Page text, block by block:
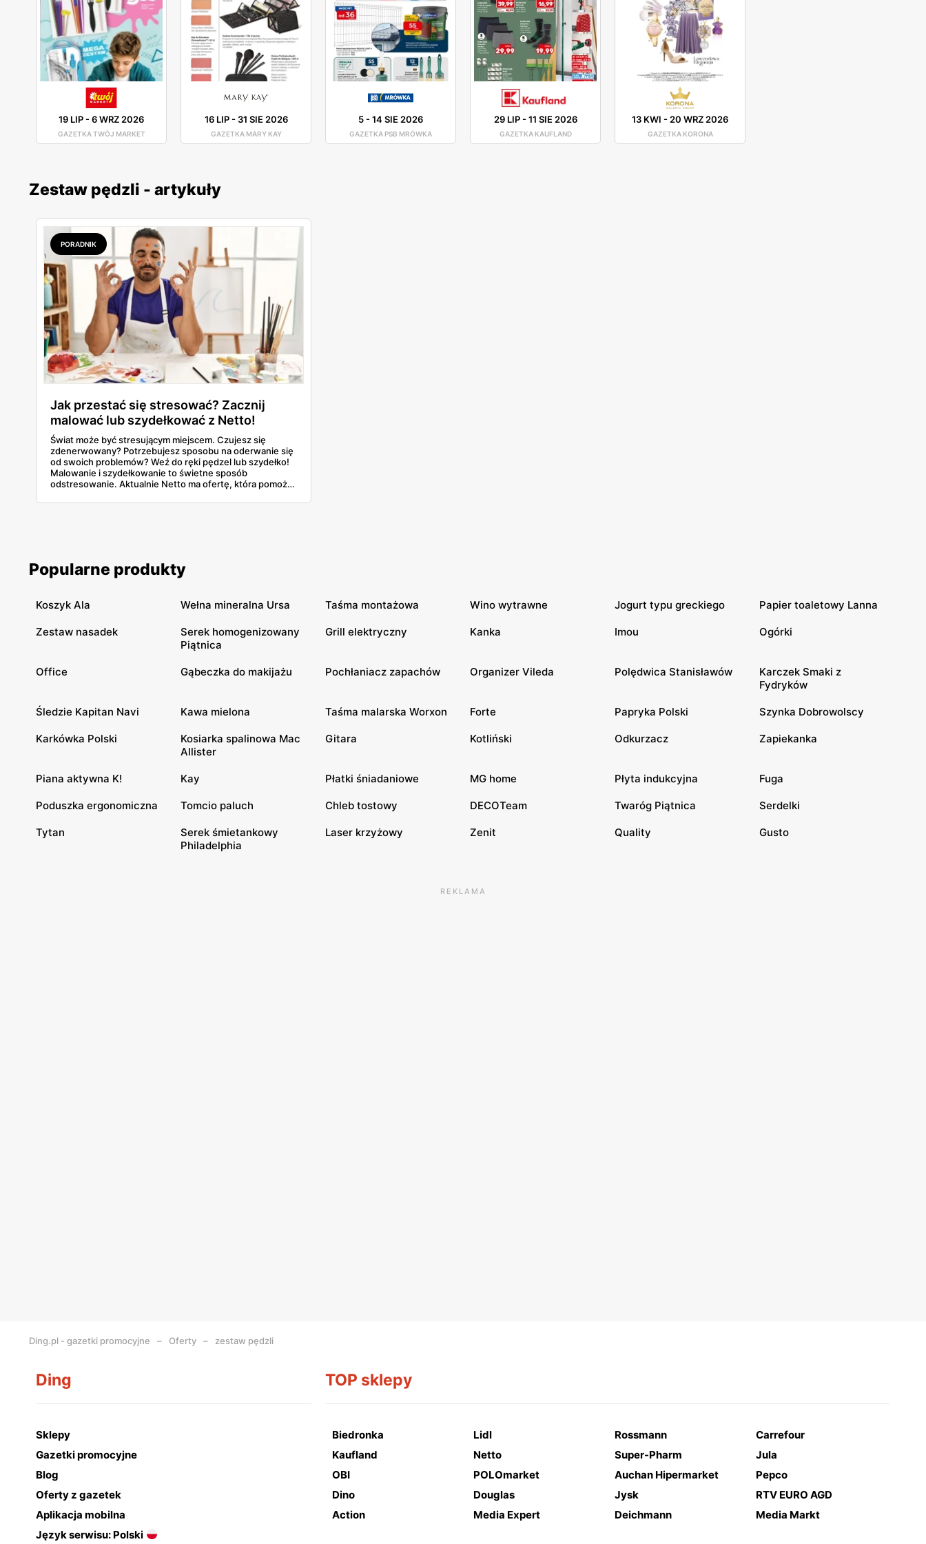
19 LIP-6 WRZ 2026
GAZETKA TWÓJ MARKET
16 LIP- 31 SIE 2026
GAZETKA MARY KAY
5-14 SIE 2026
GAZETKA PSB MRÓWKA
29 LIP-11 SIE 2026
GAZETKA KAUFLAND
13 KWI - 20 WRZ 2026
GAZETKA KORONA
Zestaw pędzli - artykuły
PORADNIK
Jak przestać się stresować? Zacznij
malować lub szydełkować z Netto!
Świat może być stresującym miejscem. Czujesz się
zdenerwowany? Potrzebujesz sposobu na oderwanie się
od swoich problemów? Weź do ręki pędzel lub szydełko!
Malowanie i szydełkowanie to świetne sposób
odstresowanie. Aktualnie Netto ma ofertę, która pomoże
Popularne produkty
Koszyk Ala Wełna mineralna Ursa Taśma montażowa Wino wytrawne Jogurt typu greckiego Papier toaletowy Lanna
Zestaw nasadek
Serek homogenizowany
Piątnica
Grill elektryczny Kanka Imou Ogórki
Office Gąbeczka do makijażu Pochłaniacz zapachów Organizer Vileda Polędwica Stanisławów
Karczek Smaki z
Fydryków
Śledzie Kapitan Navi Kawa mielona Taśma malarska Worxon Forte Papryka Polski Szynka Dobrowolscy
Karkówka Polski
Kosiarka spalinowa Mac
Allister
Gitara Kotliński Odkurzacz Zapiekanka
Piana aktywna K! Kay Płatki śniadaniowe MG home Płyta indukcyjna Fuga
Poduszka ergonomiczna Tomcio paluch Chleb tostowy DECOTeam Twaróg Piątnica Serdelki
Tytan
Serek śmietankowy
Philadelphia
Laser krzyżowy Zenit Quality Gusto
REKLAMA
Ding.pl - gazetki promocyjne Oferty zestaw pędzli
Ding
Sklepy
Gazetki promocyjne
Blog
Oferty z gazetek
Aplikacja mobilna
Język serwisu: Polski
TOP sklepy
Biedronka Lidl Rossmann
Carrefour
Kaufland
Netto Super-Pharm
Jula
OBI
POLOmarket Auchan Hipermarket
Pepco
Dino
Douglas Jysk
RTV EURO AGD
Action
Media Expert Deichmann Media Markt